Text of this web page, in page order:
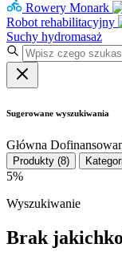
Rowery Monark
Robot rehabilitacyjny
Suchy hydromasaż
Sugerowane wyszukiwania
Główna
Produkty (8)
5%
Wyszukiwanie
Brak